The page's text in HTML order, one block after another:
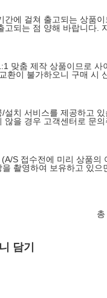
간에 걸쳐 출고되는 상품이
고되는 점 양해 바랍니다.
맞춤 제작 상품이므로 사
환이 불가하오니 구매 시
설치 서비스를 제공하고 있
을 경우 고객센터로 문의
S 접수전에 미리 상품의
촬영하여 보유하고 있으
총
담기